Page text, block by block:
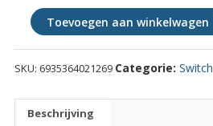
16-
Port
Easy
Toevoegen aan winkelwagen
SKU: 6935364021269 Categorie: Switch
Beschrijving